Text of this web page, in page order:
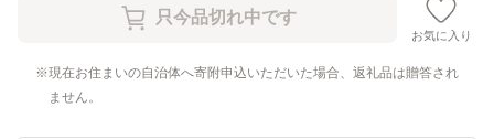
お気に入り
現在お住まいの自治体へ寄附申込いただいた場合、返礼品は贈答され
ません。